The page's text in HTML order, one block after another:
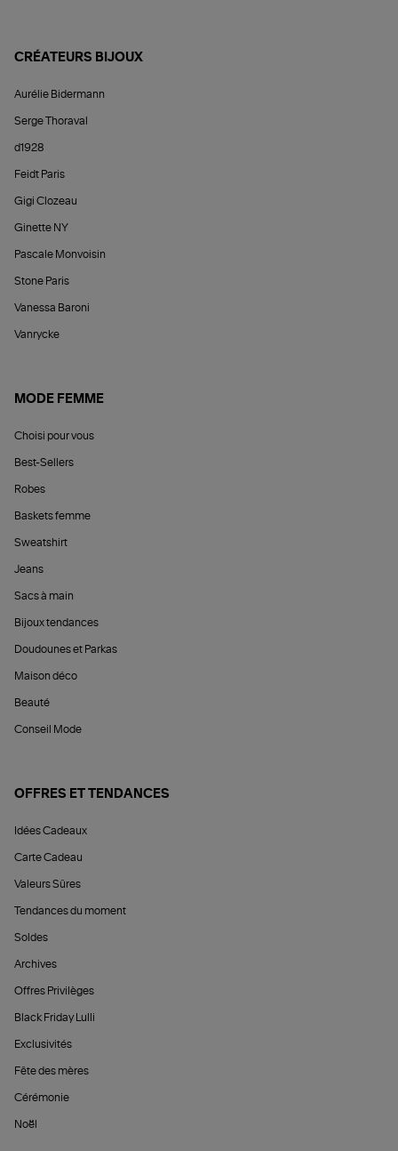
CRÉATEURS BIJOUX
Aurélie Bidermann
Serge Thoraval
d1928
Feidt Paris
Gigi Clozeau
Ginette NY
Pascale Monvoisin
Stone Paris
Vanessa Baroni
Vanrycke
MODE FEMME
Choisi pour vous
Best-Sellers
Robes
Baskets femme
Sweatshirt
Jeans
Sacs à main
Bijoux tendances
Doudounes et Parkas
Maison déco
Beauté
Conseil Mode
OFFRES ET TENDANCES
Idées Cadeaux
Carte Cadeau
Valeurs Sûres
Tendances du moment
Soldes
Archives
Offres Privilèges
Black Friday Lulli
Exclusivités
Fête des mères
Cérémonie
Noël